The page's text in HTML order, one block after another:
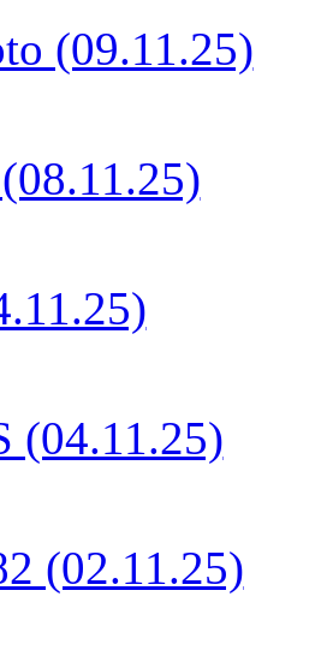
(09.11.25)
(04.11.25)
(02.11.25)